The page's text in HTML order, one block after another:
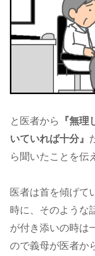
と医者から
『無
いていれば十分』
ら聞いたことを伝
医者は首を傾げて
時に、そのような
が付き添いの時は
ので義母が医者か